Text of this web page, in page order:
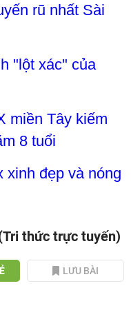
rũ nhất Sài
"lột xác" của
miền Tây kiếm
8 tuổi
xinh đẹp và nóng
thức trực tuyến)
LƯU BÀI